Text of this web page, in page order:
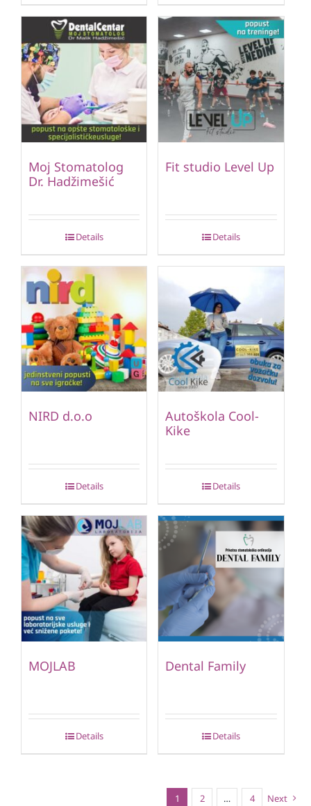
Moj Stomatolog
Dr. Hadžimešić
Details
Fit studio Level Up
Details
NIRD d.o.o
Details
Autoškola Cool-
Kike
Details
MOJLAB
Details
Dental Family
Details
1 2 … 4 Next